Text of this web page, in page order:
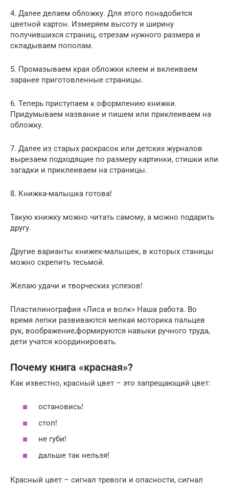
4. Далее делаем обложку. Для этого понадобится
цветной картон. Измеряем высоту и ширину
получившихся страниц, отрезам нужного размера и
складываем пополам.
5. Промазываем края обложки клеем и вклеиваем
заранее приготовленные страницы.
6. Теперь приступаем к оформлению книжки.
Придумываем название и пишем или приклеиваем на
обложку.
7. Далее из старых раскрасок или детских журналов
вырезаем подходящие по размеру картинки, стишки или
загадки и приклеиваем на страницы.
8. Книжка-малышка готова!
Такую книжку можно читать самому, а можно подарить
другу.
Другие варианты книжек-малышек, в которых станицы
можно скрепить тесьмой.
Желаю удачи и творческих успехов!
Пластилинография «Лиса и волк» Наша работа. Во
время лепки развиваются мелкая моторика пальцев
рук, воображение,формируются навыки ручного труда,
дети учатся координировать.
Почему книга «красная»?
Как известно, красный цвет – это запрещающий цвет:
остановись!
стоп!
не губи!
дальше так нельзя!
Красный цвет – сигнал тревоги и опасности, сигнал